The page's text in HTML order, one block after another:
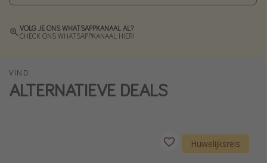
Vakantieparken
Single reizen
Meer onderwerpen
VOLG JE ONS WHATSAPPKANAAL AL?
CHECK ONS WHATSAPPKANAAL HIER!
VIND
ALTERNATIEVE DEALS
Huwelijksreis